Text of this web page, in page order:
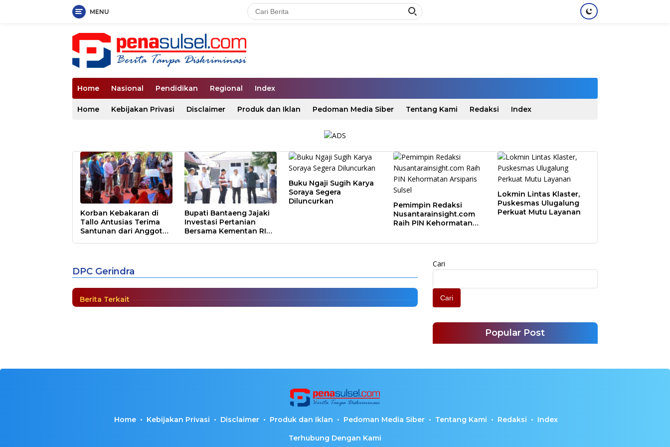
MENU
Home Nasional Pendidikan Regional Index
Home Kebijakan Privasi Disclaimer Produk dan Iklan Pedoman Media Siber Tentang Kami Redaksi Index
Korban Kebakaran di
Tallo Antusias Terima
Santunan dari Anggota
Bupati Bantaeng Jajaki
Investasi Pertanian
Bersama Kementan RI
Buku Ngaji Sugih Karya
Soraya Segera
Diluncurkan
Pemimpin Redaksi
Nusantarainsight.com
Raih PIN Kehormatan
Lokmin Lintas Klaster,
Puskesmas Ulugalung
Perkuat Mutu Layanan
DPC Gerindra
DPC Gerindra Makassar Bantah Adanya Penyetoran
MAKASSAR,POLITIK|Juli 19, 2018
Berita Terkait
Cari
Cari
Popular Post
Home Kebijakan Privasi Disclaimer Produk dan Iklan Pedoman Media Siber Tentang Kami Redaksi Index
Terhubung Dengan Kami